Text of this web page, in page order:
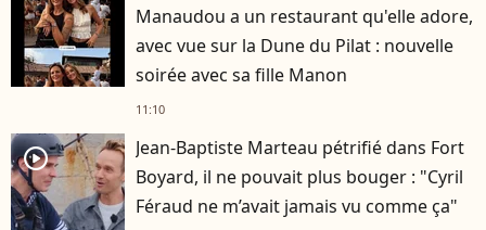
Manaudou a un restaurant qu'elle adore,
avec vue sur la Dune du Pilat : nouvelle
soirée avec sa fille Manon
11:10
player2
Jean-Baptiste Marteau pétrifié dans Fort
Boyard, il ne pouvait plus bouger : "Cyril
Féraud ne m’avait jamais vu comme ça"